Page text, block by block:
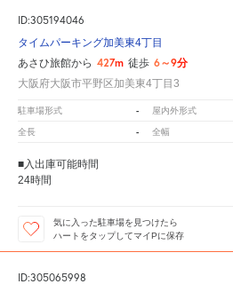
ID:305194046
タイムパーキング加美東4丁目
あさひ旅館から 427m 徒歩 6～9分
大阪府大阪市平野区加美東4丁目3
駐車場形式 - 屋内外形式
全長 - 全幅
■入出庫可能時間
24時間
気に入った駐車場を見つけたら
ハートをタップしてマイPに保存
ID:305065998